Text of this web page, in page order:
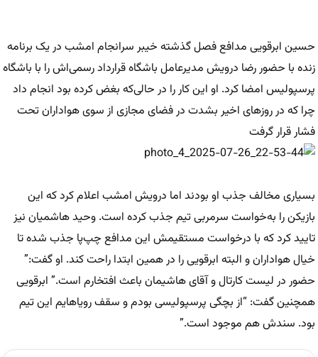
حسین ابرقویی‌ مدافع فصل گذشته خیبر سرانجام امشب در یک برنامه
زنده با حضور رضا درویش مدیرعامل باشگاه قرارداد رسمی‌اش را با باشگاه
پرسپولیس امضا کرد. او این کار را در حالی‌که بغض کرده بود انجام داد
چرا که در روزهای اخیر بشدت در فضای مجازی از سوی هواداران تحت
فشار قرار گرفت
بسیاری مخالف جذب او بودند اما درویش امشب اعلام کرد که این
بازیکن را به‌خواست سرمربی تیم جذب کرده است. وحید هاشمیان نیز
تایید کرد که با درخواست مستقیمش این مدافع چپ‌پا جذب شده تا
خیال هواداران و البته ابرقویی‌ را در همین ابتدا راحت کند. او گفت:”
حضور در لیست کارتال و آقای هاشیمان باعث افتخارم است.” ابرقویی‌
همچنین گفت: “از بچگی پرسپولیسی بودم و سقف رویاهایم این تیم
بود. سندش هم موجود است.”